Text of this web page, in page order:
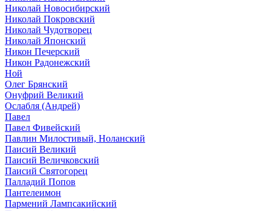
Николай Новосибирский
Николай Покровский
Николай Чудотворец
Николай Японский
Никон Печерский
Никон Радонежский
Ной
Олег Брянский
Онуфрий Великий
Ослабля (Андрей)
Павел
Павел Фивейский
Павлин Милостивый, Ноланский
Паисий Великий
Паисий Величковский
Паисий Святогорец
Палладий Попов
Пантелеимон
Пармений Лампсакийский